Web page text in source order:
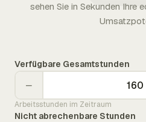
sehen Sie in Sekunden Ihre
Verfügbare Gesamtstunden
−
Arbeitsstunden im Zeitraum
Nicht abrechenbare Stunden